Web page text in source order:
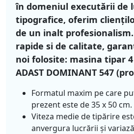
în domeniul executării de
tipografice, oferim
de un inalt
rapide si de calitate,
noi folosite: masina tipar
ADAST DOMINANT 547
Formatul maxim pe care
prezent este de 35 x 50 cm.
Viteza medie de tipărire
anvergura lucrării şi